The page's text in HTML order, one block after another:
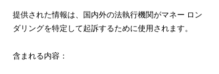
提供された情報は、国内外の法執行機関がマネー ロン
ダリングを特定して起訴するために使用されます。
含まれる内容：